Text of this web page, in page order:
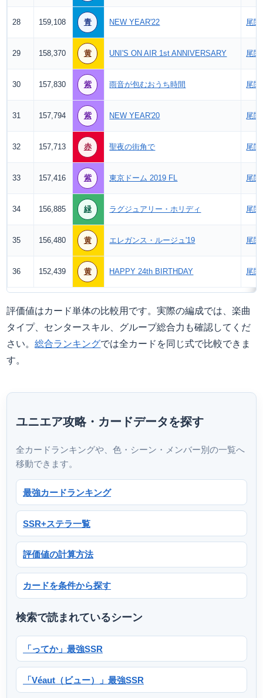
28 159,108 青 NEW YEAR'22 尾
29 158,370 黄 UNI'S ON AIR 1st ANNIVERSARY 尾
30 157,830 紫 雨音が包むおうち時間 尾
31 157,794 紫 NEW YEAR'20 尾
32 157,713 赤 聖夜の街角で 尾
33 157,416 紫 東京ドーム 2019 FL 尾
34 156,885 緑 ラグジュアリー・ホリディ 尾
35 156,480 黄 エレガンス・ルージュ'19 尾
36 152,439 黄 HAPPY 24th BIRTHDAY 尾
評価値はカード単体の比較用です。実際の編成では、楽曲
タイプ、センタースキル、グループ総合力も確認してくだ
さい。総合ランキングでは全カードを同じ式で比較できま
す。
ユニエア攻略・カードデータを探す
全カードランキングや、色・シーン・メンバー別の一覧へ
移動できます。
最強カードランキング
SSR+ステラ一覧
評価値の計算方法
カードを条件から探す
検索で読まれているシーン
「ってか」最強SSR
「Véaut（ビュー）」最強SSR